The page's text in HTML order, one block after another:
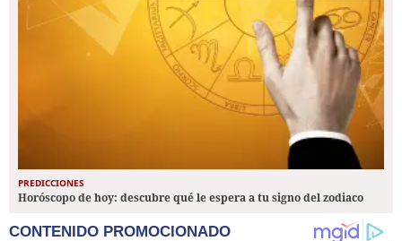
PREDICCIONES
Horóscopo de hoy: descubre qué le espera a tu signo del zodiaco
CONTENIDO PROMOCIONADO